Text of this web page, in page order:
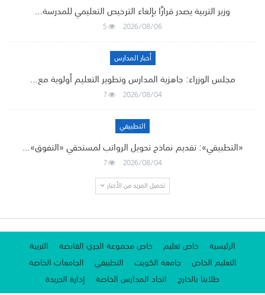
وزير التربية يصدر قرارًا بإلغاء الترخيص التعليمي للمدرسة…
2026/08/06
5
أخبار المدارس
مجلس الوزراء: جاهزية المدارس وتطوير التعليم أولوية مع…
2026/08/04
7
التطبيقي
«التطبيقي»: تقديم نماذج تحويل الرواتب لمستحقي «التفوق»…
2026/08/04
7
تحميل المزيد من الأخبار
الرئيسية خاص تعليم خاص مجموعة الجري القابضة
التربية
التعليم الخاص
جامعة الكويت التطبيقي
الجامعات الخاصة
طلابنا بالخارج
اتحاد المدارس الخاصة إدارة الجريدة